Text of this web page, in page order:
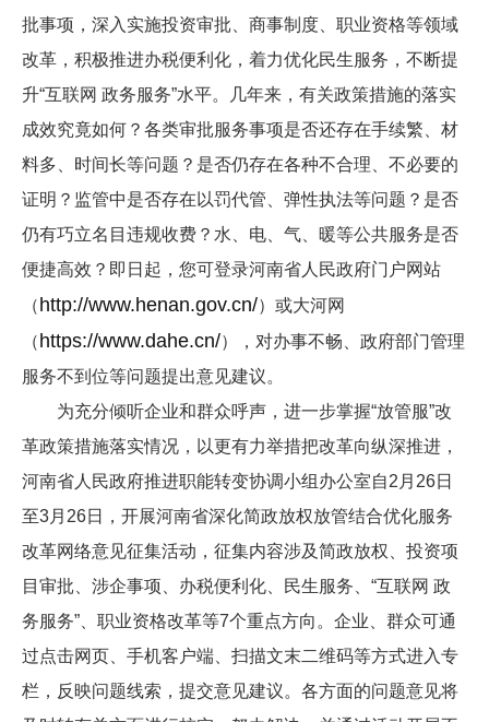
批事项，深入实施投资审批、商事制度、职业资格等领域
改革，积极推进办税便利化，着力优化民生服务，不断提
升“互联网 政务服务”水平。几年来，有关政策措施的落实
成效究竟如何？各类审批服务事项是否还存在手续繁、材
料多、时间长等问题？是否仍存在各种不合理、不必要的
证明？监管中是否存在以罚代管、弹性执法等问题？是否
仍有巧立名目违规收费？水、电、气、暖等公共服务是否
便捷高效？即日起，您可登录河南省人民政府门户网站
（ http://www.henan.gov.cn/）或大河网
（ https://www.dahe.cn/），对办事不畅、政府部门管理
服务不到位等问题提出意见建议。
为充分倾听企业和群众呼声，进一步掌握“放管服”改
革政策措施落实情况，以更有力举措把改革向纵深推进，
河南省人民政府推进职能转变协调小组办公室自2月26日
至3月26日，开展河南省深化简政放权放管结合优化服务
改革网络意见征集活动，征集内容涉及简政放权、投资项
目审批、涉企事项、办税便利化、民生服务、“互联网 政
务服务”、职业资格改革等7个重点方向。企业、群众可通
过点击网页、手机客户端、扫描文末二维码等方式进入专
栏，反映问题线索，提交意见建议。各方面的问题意见将